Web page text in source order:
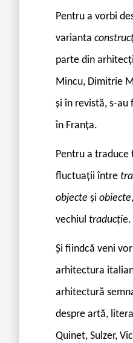
Pentru a vorbi
varianta
parte din
Mincu, Dimitrie
și în revistă, s-au
în Franța.
Pentru a
fluctuații între
objecte și obiecte
vechiul traducție.
Și fiindcă veni
arhitectura
arhitectură
despre artă,
Quinet, Sulzer,